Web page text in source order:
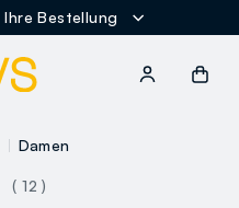
Bestellung
Damen
( 12 )